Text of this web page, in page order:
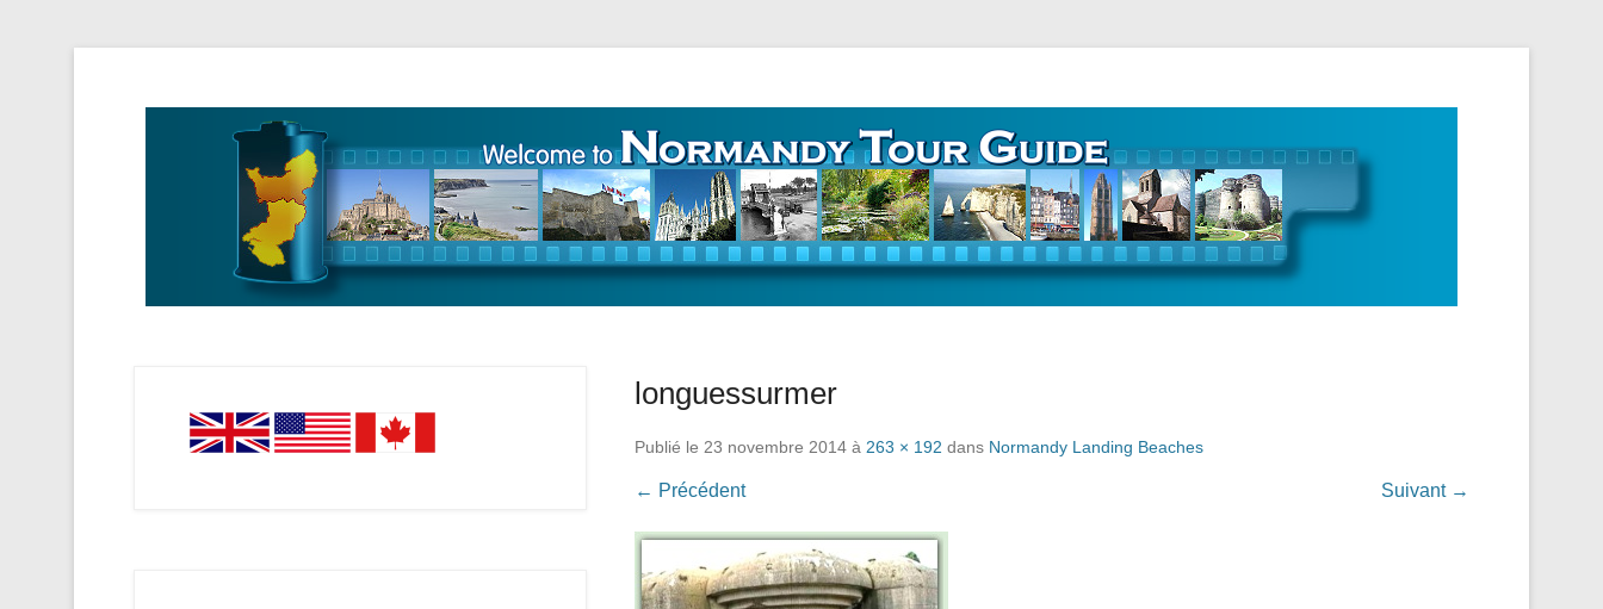
longuessurmer
Publié le 23 novembre 2014 à 263 × 192 dans Normandy Landing Beaches
← Précédent Suivant →